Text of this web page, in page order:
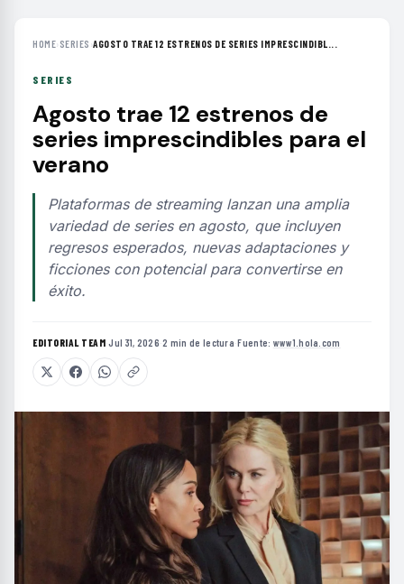
HOME› SERIES ›AGOSTO TRAE 12 ESTRENOS DE SERIES IMPRESCINDIBL...
SERIES
Agosto trae 12 estrenos de
series imprescindibles para el
verano
Plataformas de streaming lanzan una amplia
variedad de series en agosto, que incluyen
regresos esperados, nuevas adaptaciones y
ficciones con potencial para convertirse en
éxito.
EDITORIAL TEAM·Jul 31, 2026·2 min de lectura·Fuente: www1.hola.com